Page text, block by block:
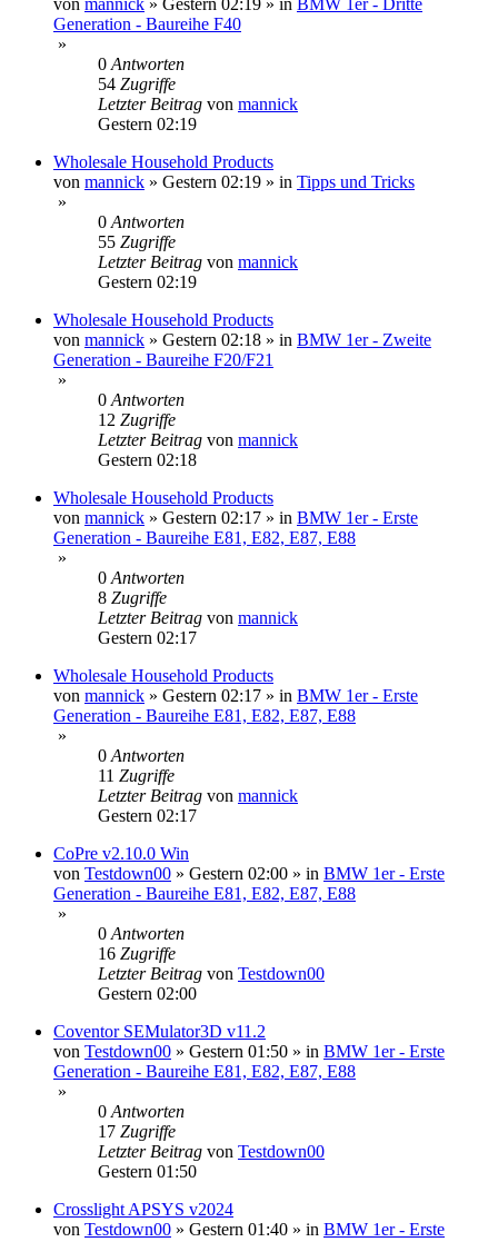
Generation - Baureihe F40
»
0 Antworten
54 Zugriffe
Letzter Beitrag von mannick
Gestern 02:19
Wholesale Household Products
von mannick » Gestern 02:19 » in Tipps und Tricks
»
0 Antworten
55 Zugriffe
Letzter Beitrag von mannick
Gestern 02:19
Wholesale Household Products
von mannick » Gestern 02:18 » in BMW 1er - Zweite
Generation - Baureihe F20/F21
»
0 Antworten
12 Zugriffe
Letzter Beitrag von mannick
Gestern 02:18
Wholesale Household Products
von mannick » Gestern 02:17 » in BMW 1er - Erste
Generation - Baureihe E81, E82, E87, E88
»
0 Antworten
8 Zugriffe
Letzter Beitrag von mannick
Gestern 02:17
Wholesale Household Products
von mannick » Gestern 02:17 » in BMW 1er - Erste
Generation - Baureihe E81, E82, E87, E88
»
0 Antworten
11 Zugriffe
Letzter Beitrag von mannick
Gestern 02:17
CoPre v2.10.0 Win
von Testdown00 » Gestern 02:00 » in BMW 1er - Erste
Generation - Baureihe E81, E82, E87, E88
»
0 Antworten
16 Zugriffe
Letzter Beitrag von Testdown00
Gestern 02:00
Coventor SEMulator3D v11.2
von Testdown00 » Gestern 01:50 » in BMW 1er - Erste
Generation - Baureihe E81, E82, E87, E88
»
0 Antworten
17 Zugriffe
Letzter Beitrag von Testdown00
Gestern 01:50
Crosslight APSYS v2024
von Testdown00 » Gestern 01:40 » in BMW 1er - Erste